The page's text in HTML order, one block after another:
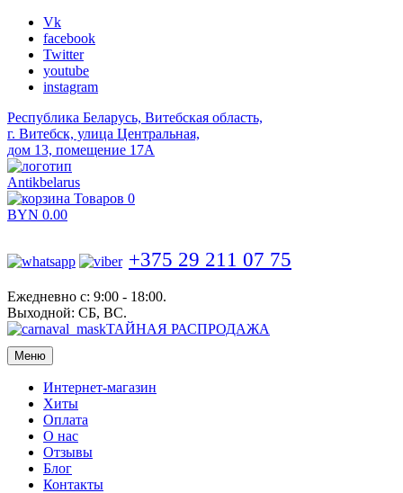
Vk
facebook
Twitter
youtube
instagram
Республика Беларусь, Витебская область,
г. Витебск, улица Центральная,
дом 13, помещение 17А
Antikbelarus
Товаров 0
BYN 0.00
+375 29 211 07 75
Ежедневно с: 9:00 - 18:00.
Выходной: СБ, ВС.
ТАЙНАЯ РАСПРОДАЖА
Меню
Интернет-магазин
Хиты
Оплата
О нас
Отзывы
Блог
Контакты